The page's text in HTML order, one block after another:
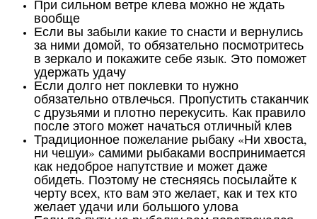
При сильном ветре клева можно не ждать
вообще
Если вы забыли какие то снасти и вернулись
за ними домой, то обязательно посмотритесь
в зеркало и покажите себе язык. Это поможет
удержать удачу
Если долго нет поклевки то нужно
обязательно отвлечься. Пропустить стаканчик
с друзьями и плотно перекусить. Как правило
после этого может начаться отличный клев
Традиционное пожелание рыбаку «Ни хвоста,
ни чешуи» самими рыбаками воспринимается
как недоброе напутствие и может даже
обидеть. Поэтому не стесняясь посылайте к
черту всех, кто вам это желает, как и тех кто
желает удачи или большого улова